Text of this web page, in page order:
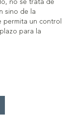
no se trata de
sino de la
permita un control
para la